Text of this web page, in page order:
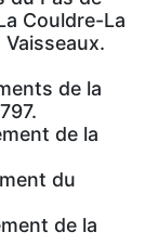
Couldre-La
de la
de la
du
de la